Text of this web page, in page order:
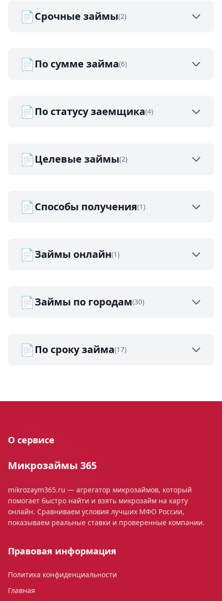
📄Срочные займы(2)
📄По сумме займа(6)
📄По статусу заемщика(4)
📄Целевые займы(2)
📄Способы получения(1)
📄Займы онлайн(1)
📄Займы по городам(30)
📄По сроку займа(17)
О сервисе
Микрозаймы 365
mikrozaym365.ru — агрегатор микрозаймов, который
помогает быстро найти и взять микрозайм на карту
онлайн. Сравниваем условия лучших МФО России,
показываем реальные ставки и проверенные компании.
Правовая информация
Политика конфиденциальности
Главная